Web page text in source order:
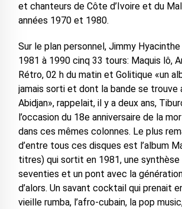
et chanteurs de Côte d’Ivoire et du
années 1970 et 1980.
Sur le plan personnel, Jimmy
1981 à 1990 cinq 33 tours: Maquis lô,
Rétro, 02 h du matin et Golitique «un
jamais sorti et dont la bande se trouve
Abidjan», rappelait, il y a deux ans,
l’occasion du 18e anniversaire de la
dans ces mêmes colonnes. Le plus
d’entre tous ces disques est l’album
titres) qui sortit en 1981, une synthèse
seventies et un pont avec la
d’alors. Un savant cocktail qui prenait
vieille rumba, l’afro-cubain, la pop